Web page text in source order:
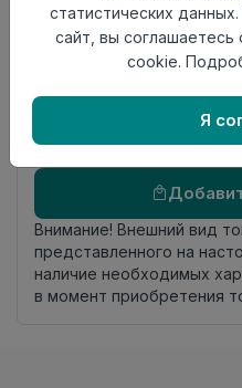
АктуальностьСнят с
Страна
происхождения
Россия
Осталось21.1 пог. м
Внимание! Внешний вид
представленного на
наличие необходимых
в момент приобретения
статистических
сайт, вы соглашаетесь
cookie.
Я